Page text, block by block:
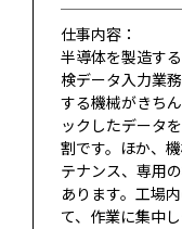
仕事内容：
半導体を製造す
検データ入力業
する機械がきち
ックしたデータ
割です。ほか、
テナンス、専用
あります。工場
て、作業に集中